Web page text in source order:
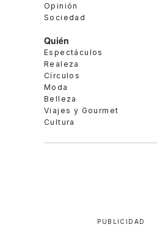
Opinión
Sociedad
Quién
Espectáculos
Realeza
Círculos
Moda
Belleza
Viajes y Gourmet
Cultura
PUBLICIDAD